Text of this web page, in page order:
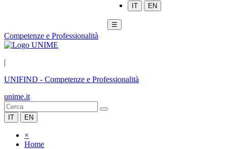
IT EN
☰
Competenze e Professionalità
|
UNIFIND - Competenze e Professionalità
unime.it
IT EN
×
Home